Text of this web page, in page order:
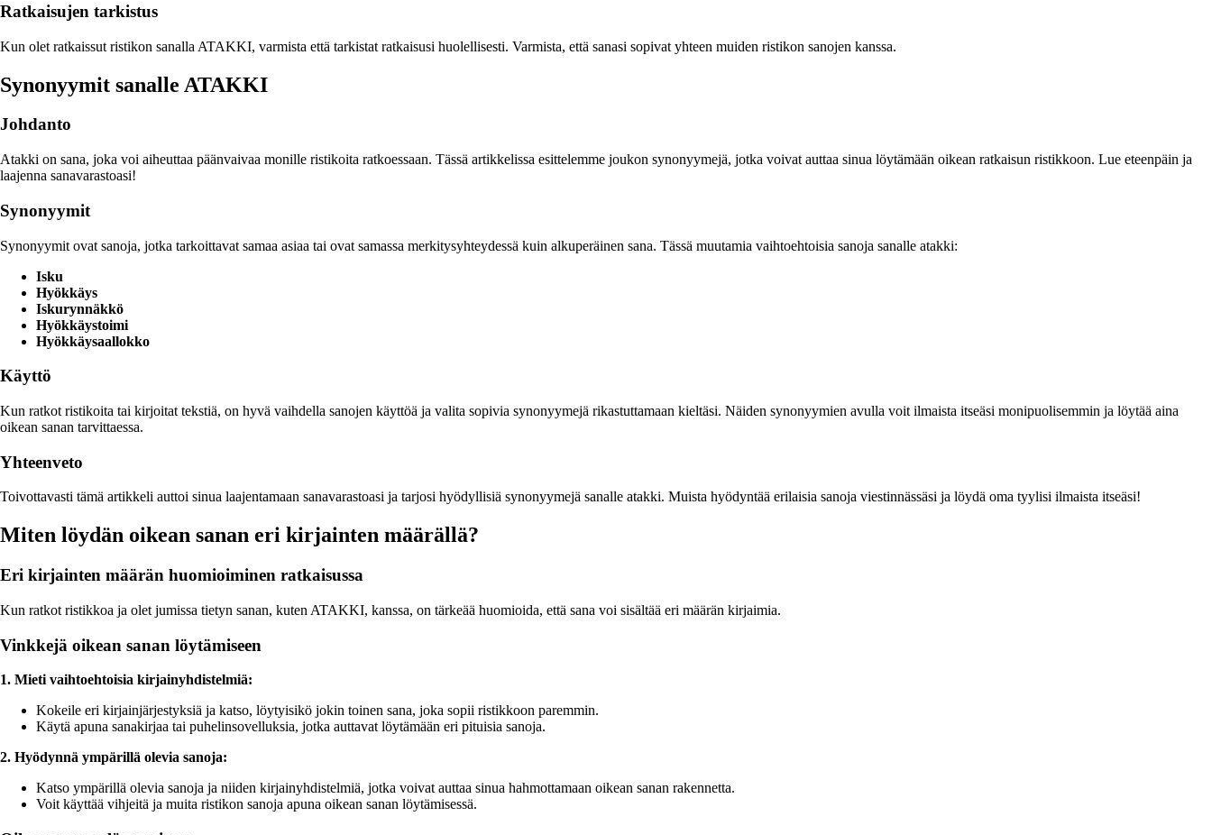
Ratkaisujen tarkistus
Kun olet ratkaissut ristikon sanalla ATAKKI, varmista että tarkistat ratkaisusi huolellisesti. Varmista, että sanasi sopivat yhteen muiden ristikon sanojen kanssa.
Synonyymit sanalle ATAKKI
Johdanto
Atakki on sana, joka voi aiheuttaa päänvaivaa monille ristikoita ratkoessaan. Tässä artikkelissa esittelemme joukon synonyymejä, jotka voivat auttaa sinua löytämään oikean ratkaisun ristikkoon. Lue eteenpäin ja
laajenna sanavarastoasi!
Synonyymit
Synonyymit ovat sanoja, jotka tarkoittavat samaa asiaa tai ovat samassa merkitysyhteydessä kuin alkuperäinen sana. Tässä muutamia vaihtoehtoisia sanoja sanalle atakki:
Isku
Hyökkäys
Iskurynnäkkö
Hyökkäystoimi
Hyökkäysaallokko
Käyttö
Kun ratkot ristikoita tai kirjoitat tekstiä, on hyvä vaihdella sanojen käyttöä ja valita sopivia synonyymejä rikastuttamaan kieltäsi. Näiden synonyymien avulla voit ilmaista itseäsi monipuolisemmin ja löytää aina
oikean sanan tarvittaessa.
Yhteenveto
Toivottavasti tämä artikkeli auttoi sinua laajentamaan sanavarastoasi ja tarjosi hyödyllisiä synonyymejä sanalle atakki. Muista hyödyntää erilaisia sanoja viestinnässäsi ja löydä oma tyylisi ilmaista itseäsi!
Miten löydän oikean sanan eri kirjainten määrällä?
Eri kirjainten määrän huomioiminen ratkaisussa
Kun ratkot ristikkoa ja olet jumissa tietyn sanan, kuten ATAKKI, kanssa, on tärkeää huomioida, että sana voi sisältää eri määrän kirjaimia.
Vinkkejä oikean sanan löytämiseen
1. Mieti vaihtoehtoisia kirjainyhdistelmiä:
Kokeile eri kirjainjärjestyksiä ja katso, löytyisikö jokin toinen sana, joka sopii ristikkoon paremmin.
Käytä apuna sanakirjaa tai puhelinsovelluksia, jotka auttavat löytämään eri pituisia sanoja.
2. Hyödynnä ympärillä olevia sanoja:
Katso ympärillä olevia sanoja ja niiden kirjainyhdistelmiä, jotka voivat auttaa sinua hahmottamaan oikean sanan rakennetta.
Voit käyttää vihjeitä ja muita ristikon sanoja apuna oikean sanan löytämisessä.